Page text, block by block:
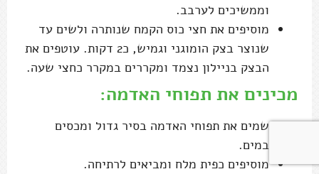
וממשיכים לערבב.
מוסיפים את חצי כוס הקמח שנותרה ולשים עד
שנוצר בצק הומוגני וגמיש, כ2 דקות. עוטפים את
הבצק בניילון נצמד ומקררים במקרר כחצי שעה.
מכינים את תפוחי האדמה:
שמים את תפוחי האדמה בסיר גדול ומכסים
במים.
מוסיפים כפית מלח ומביאים לרתיחה.